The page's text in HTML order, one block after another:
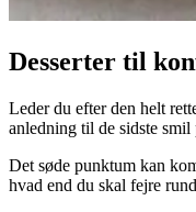
Desserter til
Leder du efter den helt
anledning til de sidste
Det søde punktum kan
hvad end du skal fejre